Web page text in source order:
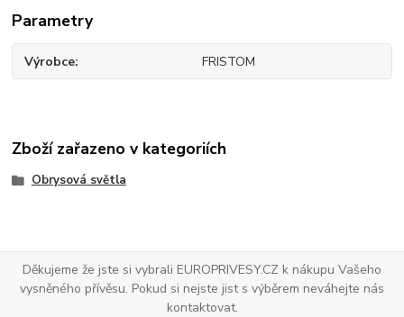
Parametry
Výrobce FRISTOM
Zboží zařazeno v kategoriích
Obrysová světla
Děkujeme že jste si vybrali EUROPRIVESY.CZ k nákupu Vašeho
vysněného přívěsu. Pokud si nejste jist s výběrem neváhejte nás
kontaktovat.